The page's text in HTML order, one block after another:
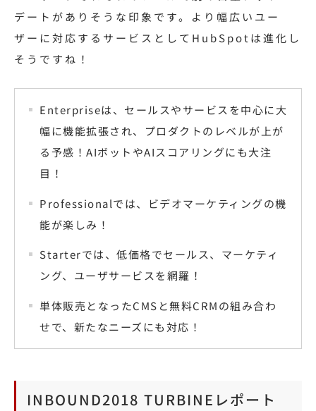
デートがありそうな印象です。より幅広いユー
ザーに対応するサービスとしてHubSpotは進化し
そうですね！
Enterpriseは、セールスやサービスを中心に大
幅に機能拡張され、プロダクトのレベルが上が
る予感！AIボットやAIスコアリングにも大注
目！
Professionalでは、ビデオマーケティングの機
能が楽しみ！
Starterでは、低価格でセールス、マーケティ
ング、ユーザサービスを網羅！
単体販売となったCMSと無料CRMの組み合わ
せで、新たなニーズにも対応！
INBOUND2018 TURBINEレポート